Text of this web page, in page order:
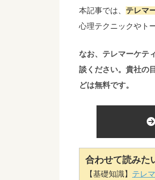
本記事では、 テレマ
心理テクニックやト
なお、テレマーケテ
談ください。貴社の
どは無料です。
合わせて読みた
【基礎知識】 テレ